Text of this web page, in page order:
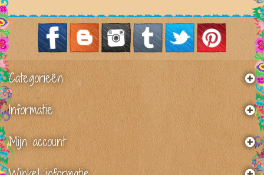
Categorieën
Informatie
Mijn account